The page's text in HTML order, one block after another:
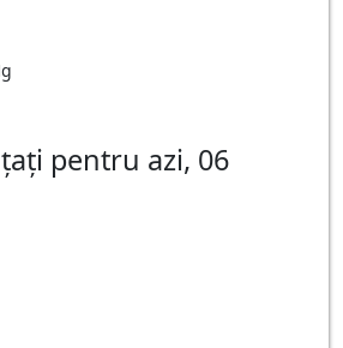
pentru azi, 06